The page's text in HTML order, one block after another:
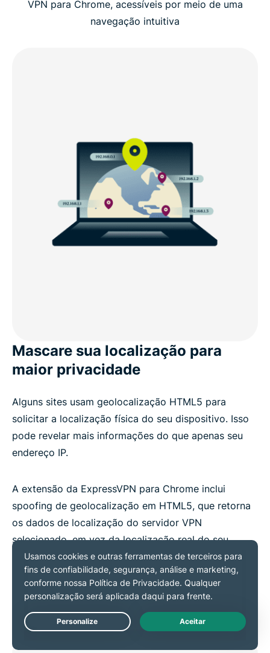
VPN para Chrome, acessíveis por meio de uma
navegação intuitiva
Mascare sua localização para
maior privacidade
Alguns sites usam geolocalização HTML5 para
solicitar a localização física do seu dispositivo. Isso
pode revelar mais informações do que apenas seu
endereço IP.
A extensão da ExpressVPN para Chrome inclui
spoofing de geolocalização em HTML5, que retorna
os dados de localização do servidor VPN
selecionado, em vez da localização real do seu
dispositivo. Isso ajuda a reduzir a quantidade de
informações de localização que os sites conseguem
detectar do seu navegador.
Live Chat